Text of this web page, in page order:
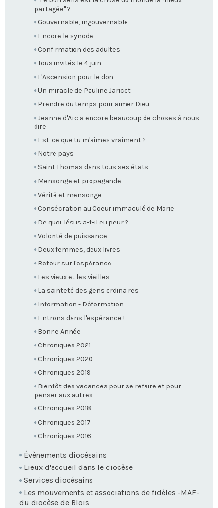
partagée" ?
Gouvernable, ingouvernable
Encore le synode
Confirmation des adultes
Tous invités le 4 juin
L'Ascension pour le don
Un miracle de Pauline Jaricot
Prendre du temps pour aimer Dieu
Jeanne d'Arc a encore beaucoup de choses à nous
dire
Est-ce que tu m'aimes vraiment ?
Notre pays
Saint Thomas dans tous ses états
Mensonge et propagande
Vérité et mensonge
Consécration au Coeur immaculé de Marie
De quoi Jésus a-t-il eu peur ?
Volonté de puissance
Deux femmes, deux livres
Retour sur l'espérance
Les vieux et les vieilles
La sainteté des gens ordinaires
Information - Déformation
Entrons dans l'espérance !
Bonne Année
Chroniques 2021
Chroniques 2020
Chroniques 2019
Bientôt des vacances pour se refaire et pour
penser aux autres
Chroniques 2018
Chroniques 2017
Chroniques 2016
Évènements diocésains
Lieux d'accueil dans le diocèse
Services diocésains
Les mouvements et associations de fidèles -MAF-
du diocèse de Blois